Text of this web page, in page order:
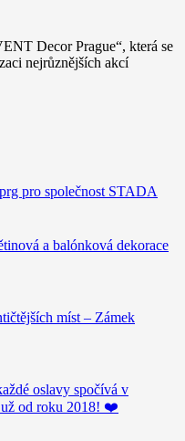
Decor Prague“, která se
nejrůznějších akcí
pro společnost STADA
a balónková dekorace
míst – Zámek
oslavy spočívá v
už od roku 2018! ❤️